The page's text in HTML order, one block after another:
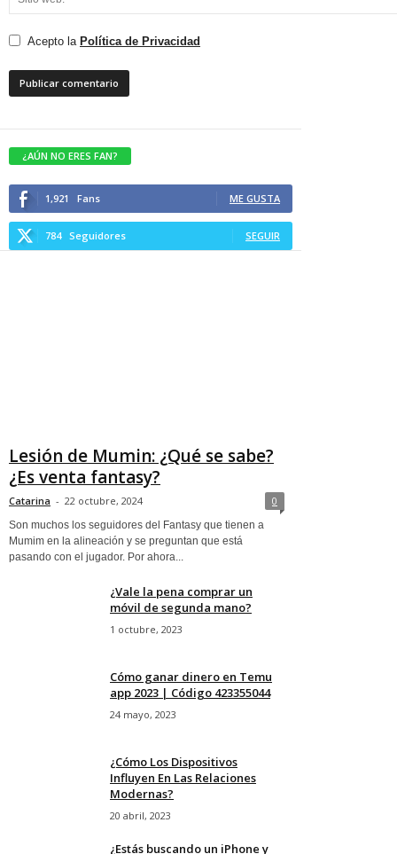
Acepto la Política de Privacidad
¿AÚN NO ERES FAN?
1,921 Fans ME GUSTA
784 Seguidores SEGUIR
Lesión de Mumin: ¿Qué se sabe?
¿Es venta fantasy?
Catarina - 22 octubre, 2024 0
Son muchos los seguidores del Fantasy que tienen a
Mumim en la alineación y se preguntan que está
pasando con el jugador. Por ahora...
¿Vale la pena comprar un
móvil de segunda mano?
1 octubre, 2023
Cómo ganar dinero en Temu
app 2023 | Código 423355044
24 mayo, 2023
¿Cómo Los Dispositivos
Influyen En Las Relaciones
Modernas?
20 abril, 2023
¿Estás buscando un iPhone y